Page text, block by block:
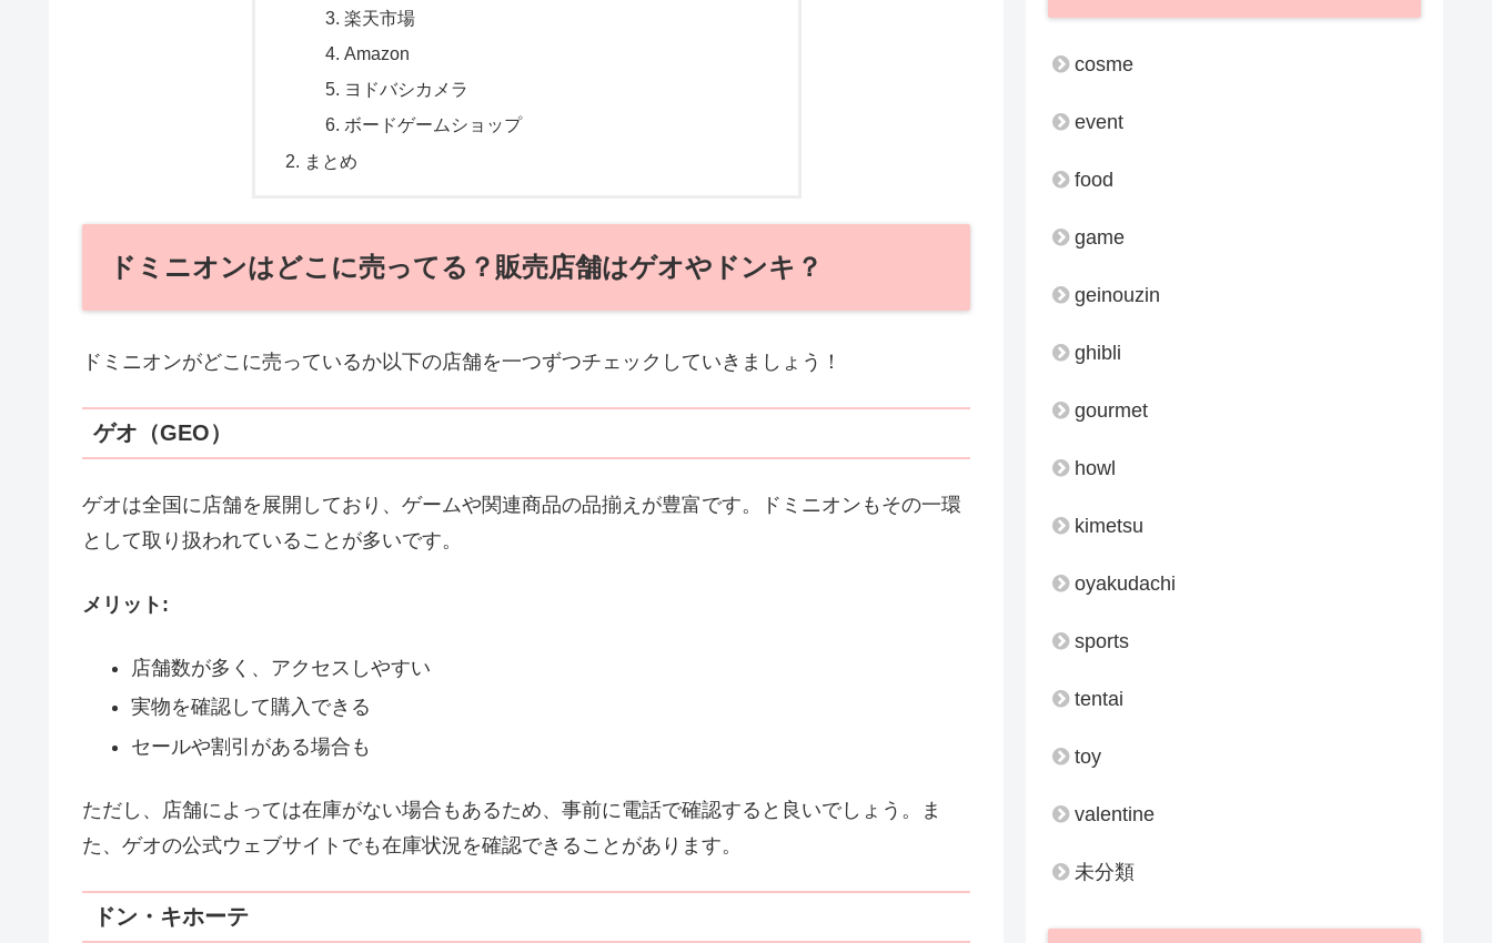
楽天市場
Amazon
ヨドバシカメラ
ボードゲームショップ
まとめ
ドミニオンはどこに売ってる？販売店舗はゲオやドンキ？
ドミニオンがどこに売っているか以下の店舗を一つずつチェックしていきましょう！
ゲオ（GEO）
ゲオは全国に店舗を展開しており、ゲームや関連商品の品揃えが豊富です。ドミニオンもその一環
として取り扱われていることが多いです。
メリット:
店舗数が多く、アクセスしやすい
実物を確認して購入できる
セールや割引がある場合も
ただし、店舗によっては在庫がない場合もあるため、事前に電話で確認すると良いでしょう。ま
た、ゲオの公式ウェブサイトでも在庫状況を確認できることがあります。
ドン・キホーテ
cosme
event
food
game
geinouzin
ghibli
gourmet
howl
kimetsu
oyakudachi
sports
tentai
toy
valentine
未分類